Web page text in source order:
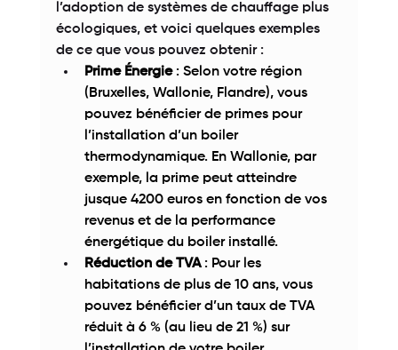
l’adoption de systèmes de chauffage plus
écologiques, et voici quelques exemples
de ce que vous pouvez obtenir :
Prime Énergie : Selon votre région
(Bruxelles, Wallonie, Flandre), vous
pouvez bénéficier de primes pour
l’installation d’un boiler
thermodynamique. En Wallonie, par
exemple, la prime peut atteindre
jusque 4200 euros en fonction de vos
revenus et de la performance
énergétique du boiler installé.
Réduction de TVA : Pour les
habitations de plus de 10 ans, vous
pouvez bénéficier d’un taux de TVA
réduit à 6 % (au lieu de 21 %) sur